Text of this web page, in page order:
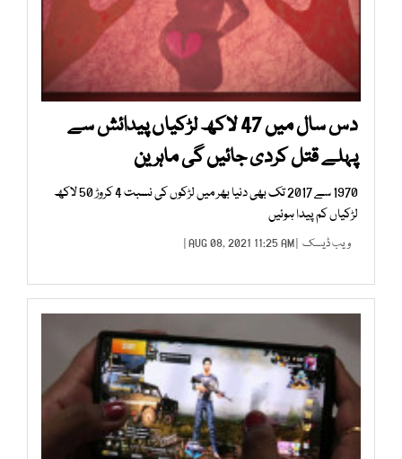
دس سال میں 47 لاکھ لڑکیاں پیدائش سے
پہلے قتل کردی جائیں گی ماہرین
1970 سے 2017 تک بھی دنیا بھر میں لڑکوں کی نسبت 4 کروڑ 50 لاکھ
لڑکیاں کم پیدا ہوئیں
ویب ڈیسک | AUG 08, 2021 11:25 AM |